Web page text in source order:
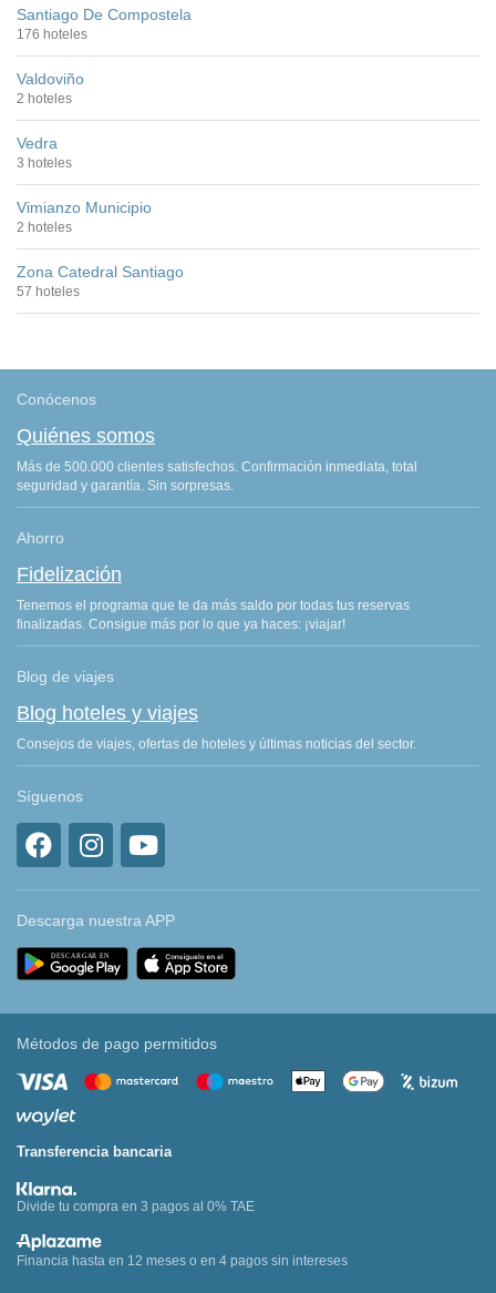
Santiago De Compostela
176 hoteles
Valdoviño
2 hoteles
Vedra
3 hoteles
Vimianzo Municipio
2 hoteles
Zona Catedral Santiago
57 hoteles
Conócenos
Quiénes somos
Más de 500.000 clientes satisfechos. Confirmación inmediata, total
seguridad y garantía. Sin sorpresas.
Ahorro
Fidelización
Tenemos el programa que te da más saldo por todas tus reservas
finalizadas. Consigue más por lo que ya haces: ¡viajar!
Blog de viajes
Blog hoteles y viajes
Consejos de viajes, ofertas de hoteles y últimas noticias del sector.
Síguenos
Descarga nuestra APP
Métodos de pago permitidos
Transferencia bancaria
Divide tu compra en 3 pagos al 0% TAE
Financia hasta en 12 meses o en 4 pagos sin intereses